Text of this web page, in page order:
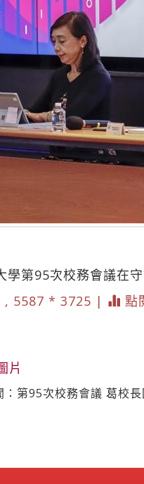
學第95次校務會議在
, 5587 * 3725 |
點
片
：第95次校務會議 葛校